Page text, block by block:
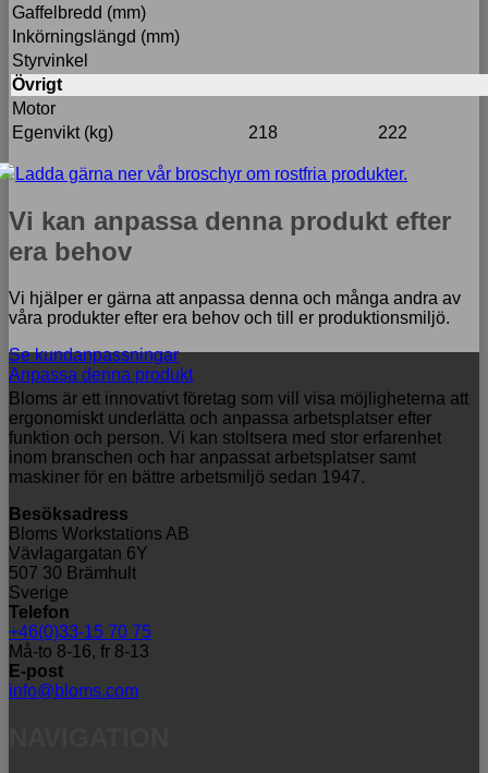
Gaffelbredd (mm)
Inkörningslängd (mm)
Styrvinkel
Övrigt
Motor
Egenvikt (kg)
218 222
Ladda gärna ner vår broschyr om rostfria produkter.
Vi kan anpassa denna produkt efter
era behov
Vi hjälper er gärna att anpassa denna och många andra av
våra produkter efter era behov och till er produktionsmiljö.
Se kundanpassningar
Anpassa denna produkt
Bloms är ett innovativt företag som vill visa möjligheterna att
ergonomiskt underlätta och anpassa arbetsplatser efter
funktion och person. Vi kan stoltsera med stor erfarenhet
inom branschen och har anpassat arbetsplatser samt
maskiner för en bättre arbetsmiljö sedan 1947.
Besöksadress
Bloms Workstations AB
Vävlagargatan 6Y
507 30 Brämhult
Sverige
Telefon
+46(0)33-15 70 75
Må-to 8-16, fr 8-13
E-post
info@bloms.com